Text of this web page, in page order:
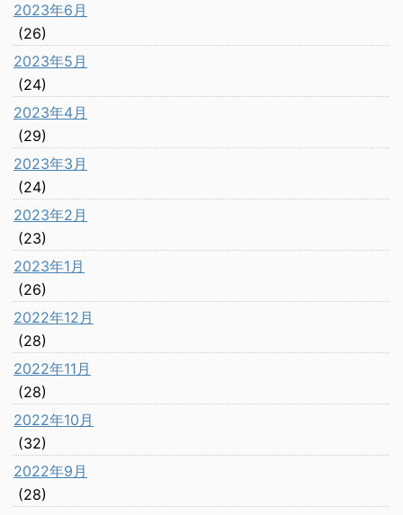
2023年6月
(26)
2023年5月
(24)
2023年4月
(29)
2023年3月
(24)
2023年2月
(23)
2023年1月
(26)
2022年12月
(28)
2022年11月
(28)
2022年10月
(32)
2022年9月
(28)